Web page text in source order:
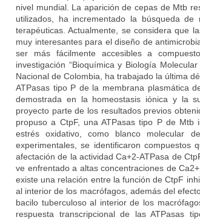
nivel mundial. La aparición de cepas de Mtb
utilizados, ha incrementado la búsqueda
terapéuticas. Actualmente, se considera que
muy interesantes para el diseño de
ser más fácilmente accesibles a
investigación “Bioquímica y Biología
Nacional de Colombia, ha trabajado la última
ATPasas tipo P de la membrana plasmática
demostrada en la homeostasis iónica y la
proyecto parte de los resultados previos
propuso a CtpF, una ATPasas tipo P de
estrés oxidativo, como blanco molecular
experimentales, se identificaron compuestos
afectación de la actividad Ca+2-ATPasa de
ve enfrentado a altas concentraciones de
existe una relación entre la función de CtpF
al interior de los macrófagos, además del
bacilo tuberculoso al interior de los
respuesta transcripcional de las ATPasas